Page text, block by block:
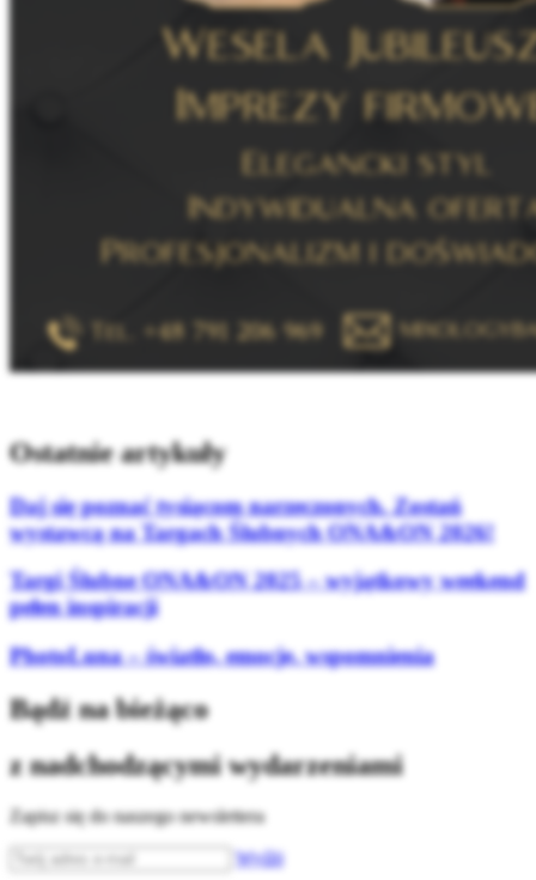
Ostatnie artykuły
Daj się poznać tysiącom narzeczonych. Zostań
wystawcą na Targach Ślubnych ONA&ON 2026!
Targi Ślubne ONA&ON 2025 – wyjątkowy weekend
pełen inspiracji
PhotoLuna – światło, emocje, wspomnienia
Bądź na bieżąco
z nadchodzącymi wydarzeniami
Zapisz się do naszego newslettera
Wyślij